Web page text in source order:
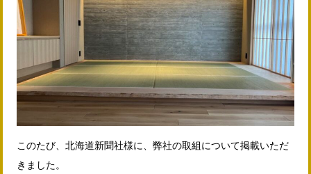
このたび、北海道新聞社様に、弊社の取組について掲載いただ
きました。